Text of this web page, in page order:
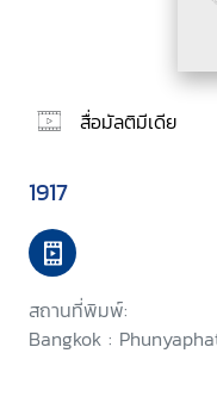
สื่อมัลติมีเดีย
1917
สถานที่พิมพ์:
Bangkok :